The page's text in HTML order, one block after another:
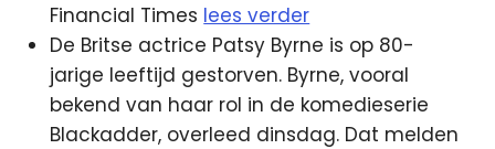
Financial Times lees verder
De Britse actrice Patsy Byrne is op 80-
jarige leeftijd gestorven. Byrne, vooral
bekend van haar rol in de komedieserie
Blackadder, overleed dinsdag. Dat melden